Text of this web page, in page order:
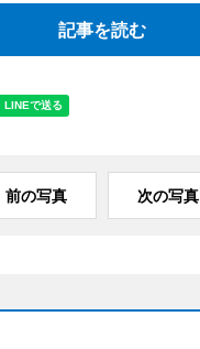
記事を読む
前の写真 次の写真